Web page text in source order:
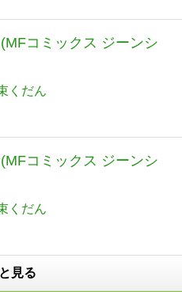
コミックス ジーンシ
くだん
コミックス ジーンシ
くだん
見る